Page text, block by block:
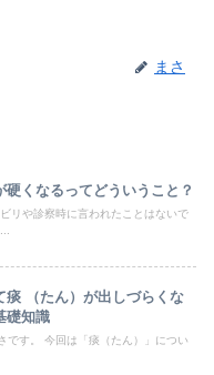
まさ
硬くなるってどういうこと？
リや診察時に言われたことはないで
痰 （たん）が出しづらくな
礎知識
です。 今回は「痰（たん）」につい